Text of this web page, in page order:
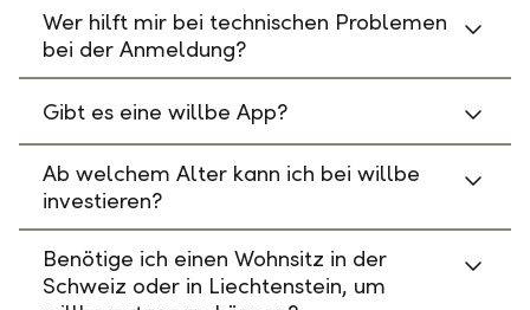
Wer hilft mir bei technischen Problemen
bei der Anmeldung?
Gibt es eine willbe App?
Ab welchem Alter kann ich bei willbe
investieren?
Benötige ich einen Wohnsitz in der
Schweiz oder in Liechtenstein, um